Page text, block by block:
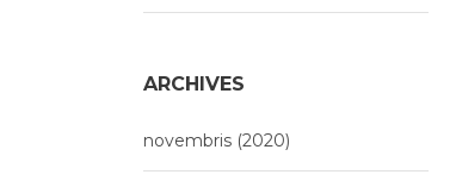
ARCHIVES
novembris (2020)